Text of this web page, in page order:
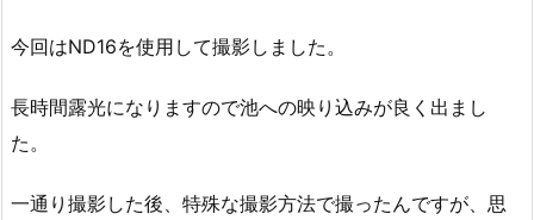
今回はND16を使用して撮影しました。
長時間露光になりますので池への映り込みが良く出まし
た。
一通り撮影した後、特殊な撮影方法で撮ったんですが、思